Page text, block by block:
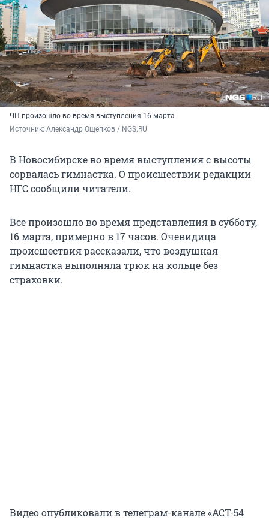
ЧП произошло во время выступления 16 марта
Источник: Александр Ощепков / NGS.RU
В Новосибирске во время выступления с высоты
сорвалась гимнастка. О происшествии редакции
НГС сообщили читатели.
Все произошло во время представления в субботу,
16 марта, примерно в 17 часов. Очевидица
происшествия рассказали, что воздушная
гимнастка выполняла трюк на кольце без
страховки.
Видео опубликовали в телеграм-канале «АСТ-54